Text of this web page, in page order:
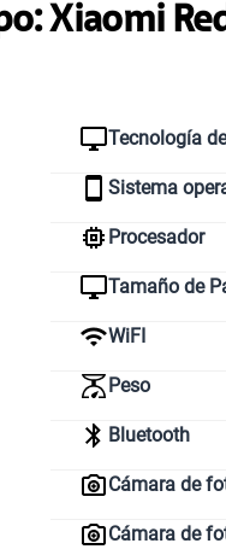
Xiaomi
Tecnología
Sistema
Procesador
Tamaño de
WiFI
Peso
Bluetooth
Cámara de
Cámara de